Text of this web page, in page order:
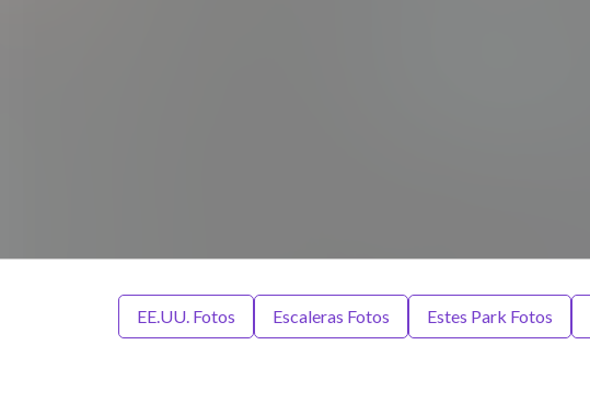
EE.UU. Fotos Escaleras Fotos Estes Park Fotos